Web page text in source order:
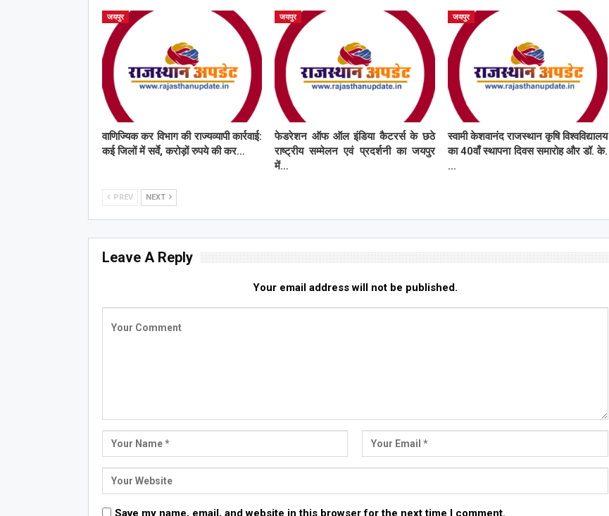
जयपुर
वाणिज्यिक कर विभाग की राज्यव्यापी कार्रवाई:
कई जिलों में सर्वे, करोड़ों रुपये की कर…
जयपुर
फेडरेशन ऑफ ऑल इंडिया कैटरर्स के छठे
राष्ट्रीय सम्मेलन एवं प्रदर्शनी का जयपुर
में…
जयपुर
स्वामी केशवानंद राजस्थान कृषि विश्वविद्यालय
का 40वाँ स्थापना दिवस समारोह और डॉ. के.
…
PREV NEXT
Leave A Reply
Your email address will not be published.
Save my name, email, and website in this browser for the next time I comment.